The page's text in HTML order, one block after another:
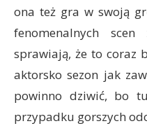
ona też gra w swoją
fenomenalnych
sprawiają, że to coraz
aktorsko sezon jak
powinno dziwić, bo
przypadku gorszych